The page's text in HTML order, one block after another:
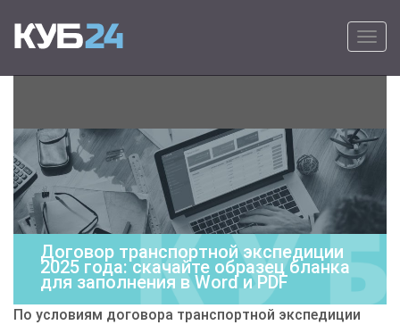
Онлайн программа для выставления
счетов на оплату – удобно, быстро и
просто.
Договор транспортной экспедиции
2025 года: скачайте образец бланка
для заполнения в Word и PDF
По условиям договора транспортной экспедиции